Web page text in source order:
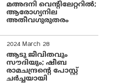
മഅദനി വെന്റിലേറ്ററിൽ;
ആരോഗ്യനില
അതീവഗുരുതരം
2024 March 28
ആടു ജീവിതവും
സൗദിയും; ഷീബ
രാമചന്ദ്രന്റെ പോസ്റ്റ്
ചര്‍ച്ചയായി